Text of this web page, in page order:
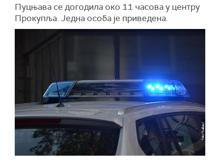
Пуцњава се догодила око 11 часова у центру
Прокупља. Једна особа је приведена.